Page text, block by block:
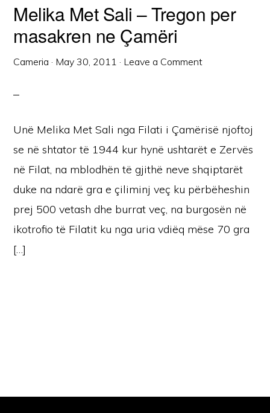
Melika Met Sali – Tregon per
masakren ne Çamëri
Cameria · May 30, 2011 · Leave a Comment
Unë Melika Met Sali nga Filati i Çamërisë njoftoj
se në shtator të 1944 kur hynë ushtarët e Zervës
në Filat, na mblodhën të gjithë neve shqiptarët
duke na ndarë gra e çiliminj veç ku përbëheshin
prej 500 vetash dhe burrat veç, na burgosën në
ikotrofio të Filatit ku nga uria vdiëq mëse 70 gra
[…]